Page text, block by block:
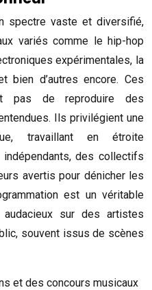
spectre vaste et diversifié,
variés comme le hip-hop
expérimentales, la
bien d’autres encore. Ces
pas de reproduire des
Ils privilégient une
travaillant en étroite
des collectifs
avertis pour dénicher les
est un véritable
sur des artistes
souvent issus de scènes
et des concours musicaux